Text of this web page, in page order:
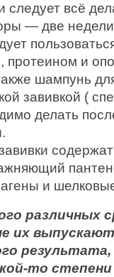
следует всё
— две недели
протеином и
шампунь
завивкой (
делать
и
различных
их
то